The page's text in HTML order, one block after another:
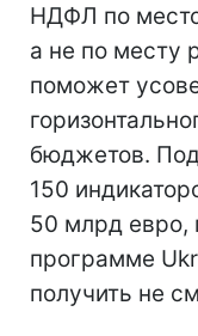
НДФЛ по
а не по месту
поможет
бюджетов.
150
50 млрд евро,
программе
получить не